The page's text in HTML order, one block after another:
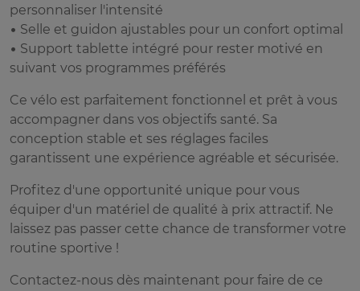
personnaliser l'intensité
• Selle et guidon ajustables pour un confort optimal
• Support tablette intégré pour rester motivé en
suivant vos programmes préférés
Ce vélo est parfaitement fonctionnel et prêt à vous
accompagner dans vos objectifs santé. Sa
conception stable et ses réglages faciles
garantissent une expérience agréable et sécurisée.
Profitez d'une opportunité unique pour vous
équiper d'un matériel de qualité à prix attractif. Ne
laissez pas passer cette chance de transformer votre
routine sportive !
Contactez-nous dès maintenant pour faire de ce